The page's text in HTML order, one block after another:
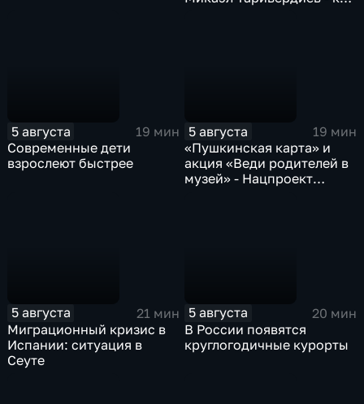
5 августа
19 мин
Современные дети
взрослеют быстрее
5 августа
19 мин
«Пушкинская карта» и
акция «Веди родителей в
музей» - Нацпроект
5 августа
21 мин
Миграционный кризис в
Испании: ситуация в
Сеуте
5 августа
20 мин
В России появятся
круглогодичные курорты